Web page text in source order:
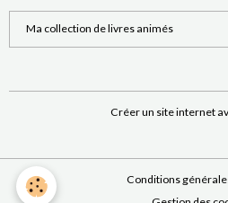
Ma collection de livres animés
Créer un site internet
Conditions